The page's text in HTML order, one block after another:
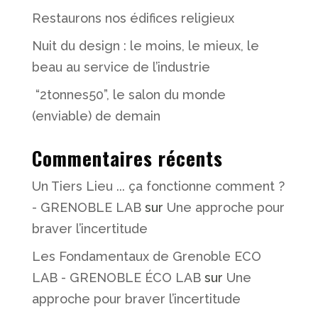
Restaurons nos édifices religieux
Nuit du design : le moins, le mieux, le
beau au service de l’industrie
“2tonnes50”, le salon du monde
(enviable) de demain
Commentaires récents
Un Tiers Lieu ... ça fonctionne comment ?
- GRENOBLE LABsur Une approche pour
braver l’incertitude
Les Fondamentaux de Grenoble ECO
LAB - GRENOBLE ÉCO LABsur Une
approche pour braver l’incertitude